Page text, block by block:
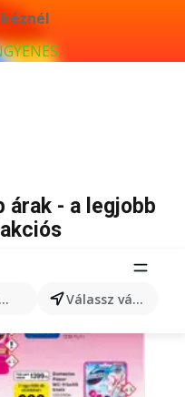
keresése... Válassz várost
árak - a legjobb